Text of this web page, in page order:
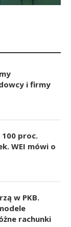
i firmy
100 proc.
WEI mówi o
w PKB.
rachunki